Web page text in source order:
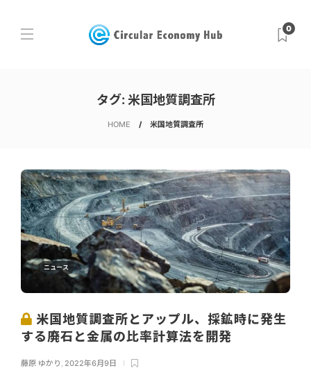
0
タグ: 米国地質調査所
HOME 米国地質調査所
ニュース
米国地質調査所とアップル、採鉱時に発生
する廃石と金属の比率計算法を開発
藤原 ゆかり , 2022年6月9日